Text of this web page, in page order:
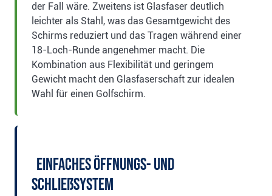
der Fall wäre. Zweitens ist Glasfaser deutlich
leichter als Stahl, was das Gesamtgewicht des
Schirms reduziert und das Tragen während einer
18-Loch-Runde angenehmer macht. Die
Kombination aus Flexibilität und geringem
Gewicht macht den Glasfaserschaft zur idealen
Wahl für einen Golfschirm.
Einfaches Öffnungs- und
Schließsystem